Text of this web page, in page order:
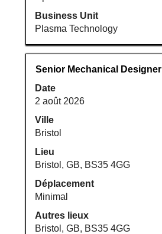
Business Unit
Plasma Technology
Titre
Senior Mechanical Designer
Date
2 août 2026
Ville
Bristol
Lieu
Bristol, GB, BS35 4GG
Déplacement
Minimal
Autres lieux
Bristol, GB, BS35 4GG
Sélectionnez
avec
la
barre
d’espacement
pour
afficher
tout
contenu
des
informations
d’emploi.